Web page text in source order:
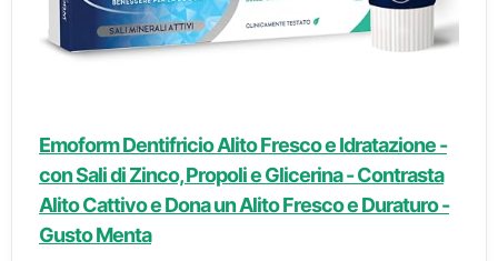
Emoform Dentifricio Alito Fresco e Idratazione -
con Sali di Zinco, Propoli e Glicerina - Contrasta
Alito Cattivo e Dona un Alito Fresco e Duraturo -
Gusto Menta